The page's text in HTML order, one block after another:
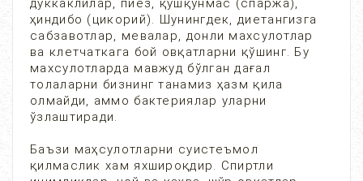
дуккаклилар, пиёз, қушқўнмас (спаржа),
ҳиндибо (цикорий). Шунингдек, диетангизга
сабзавотлар, мевалар, донли махсулотлар
ва клетчаткага бой овқатларни қўшинг. Бу
махсулотларда мавжуд бўлган дағал
толаларни бизнинг танамиз ҳазм қила
олмайди, аммо бактериялар уларни
ўзлаштиради.
Баъзи маҳсулотларни суистеъмол
қилмаслик хам яхшироқдир. Спиртли